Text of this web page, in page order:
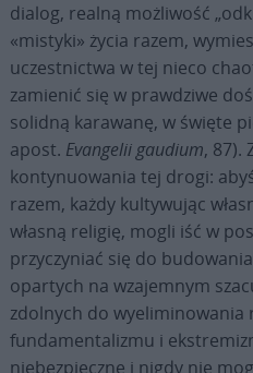
dialog, realną możliwość
«mistyki» życia razem,
uczestnictwa w tej nieco
zamienić się w prawdziwe
solidną karawanę, w święte
apost. Evangelii gaudium, 87).
kontynuowania tej drogi:
razem, każdy kultywując
własną religię, mogli iść w
przyczyniać się do
opartych na wzajemnym
zdolnych do wyeliminowania
fundamentalizmu i
niebezpieczne i nigdy nie